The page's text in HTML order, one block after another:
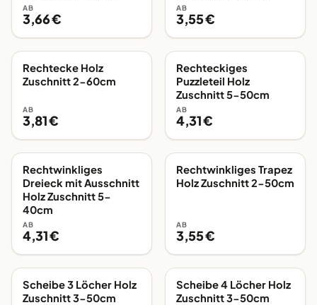
AB
3,66 €
AB
3,55 €
EIGENE FERTIGUNG
Rechtecke Holz
Zuschnitt 2-60cm
AB
3,81 €
EIGENE FERTIGUNG
Rechteckiges
Puzzleteil Holz
Zuschnitt 5-50cm
AB
4,31 €
EIGENE FERTIGUNG
Rechtwinkliges
Dreieck mit Ausschnitt
Holz Zuschnitt 5-
40cm
AB
4,31 €
EIGENE FERTIGUNG
Rechtwinkliges Trapez
Holz Zuschnitt 2-50cm
AB
3,55 €
EIGENE FERTIGUNG
Scheibe 3 Löcher Holz
Zuschnitt 3-50cm
EIGENE FERTIGUNG
Scheibe 4 Löcher Holz
Zuschnitt 3-50cm